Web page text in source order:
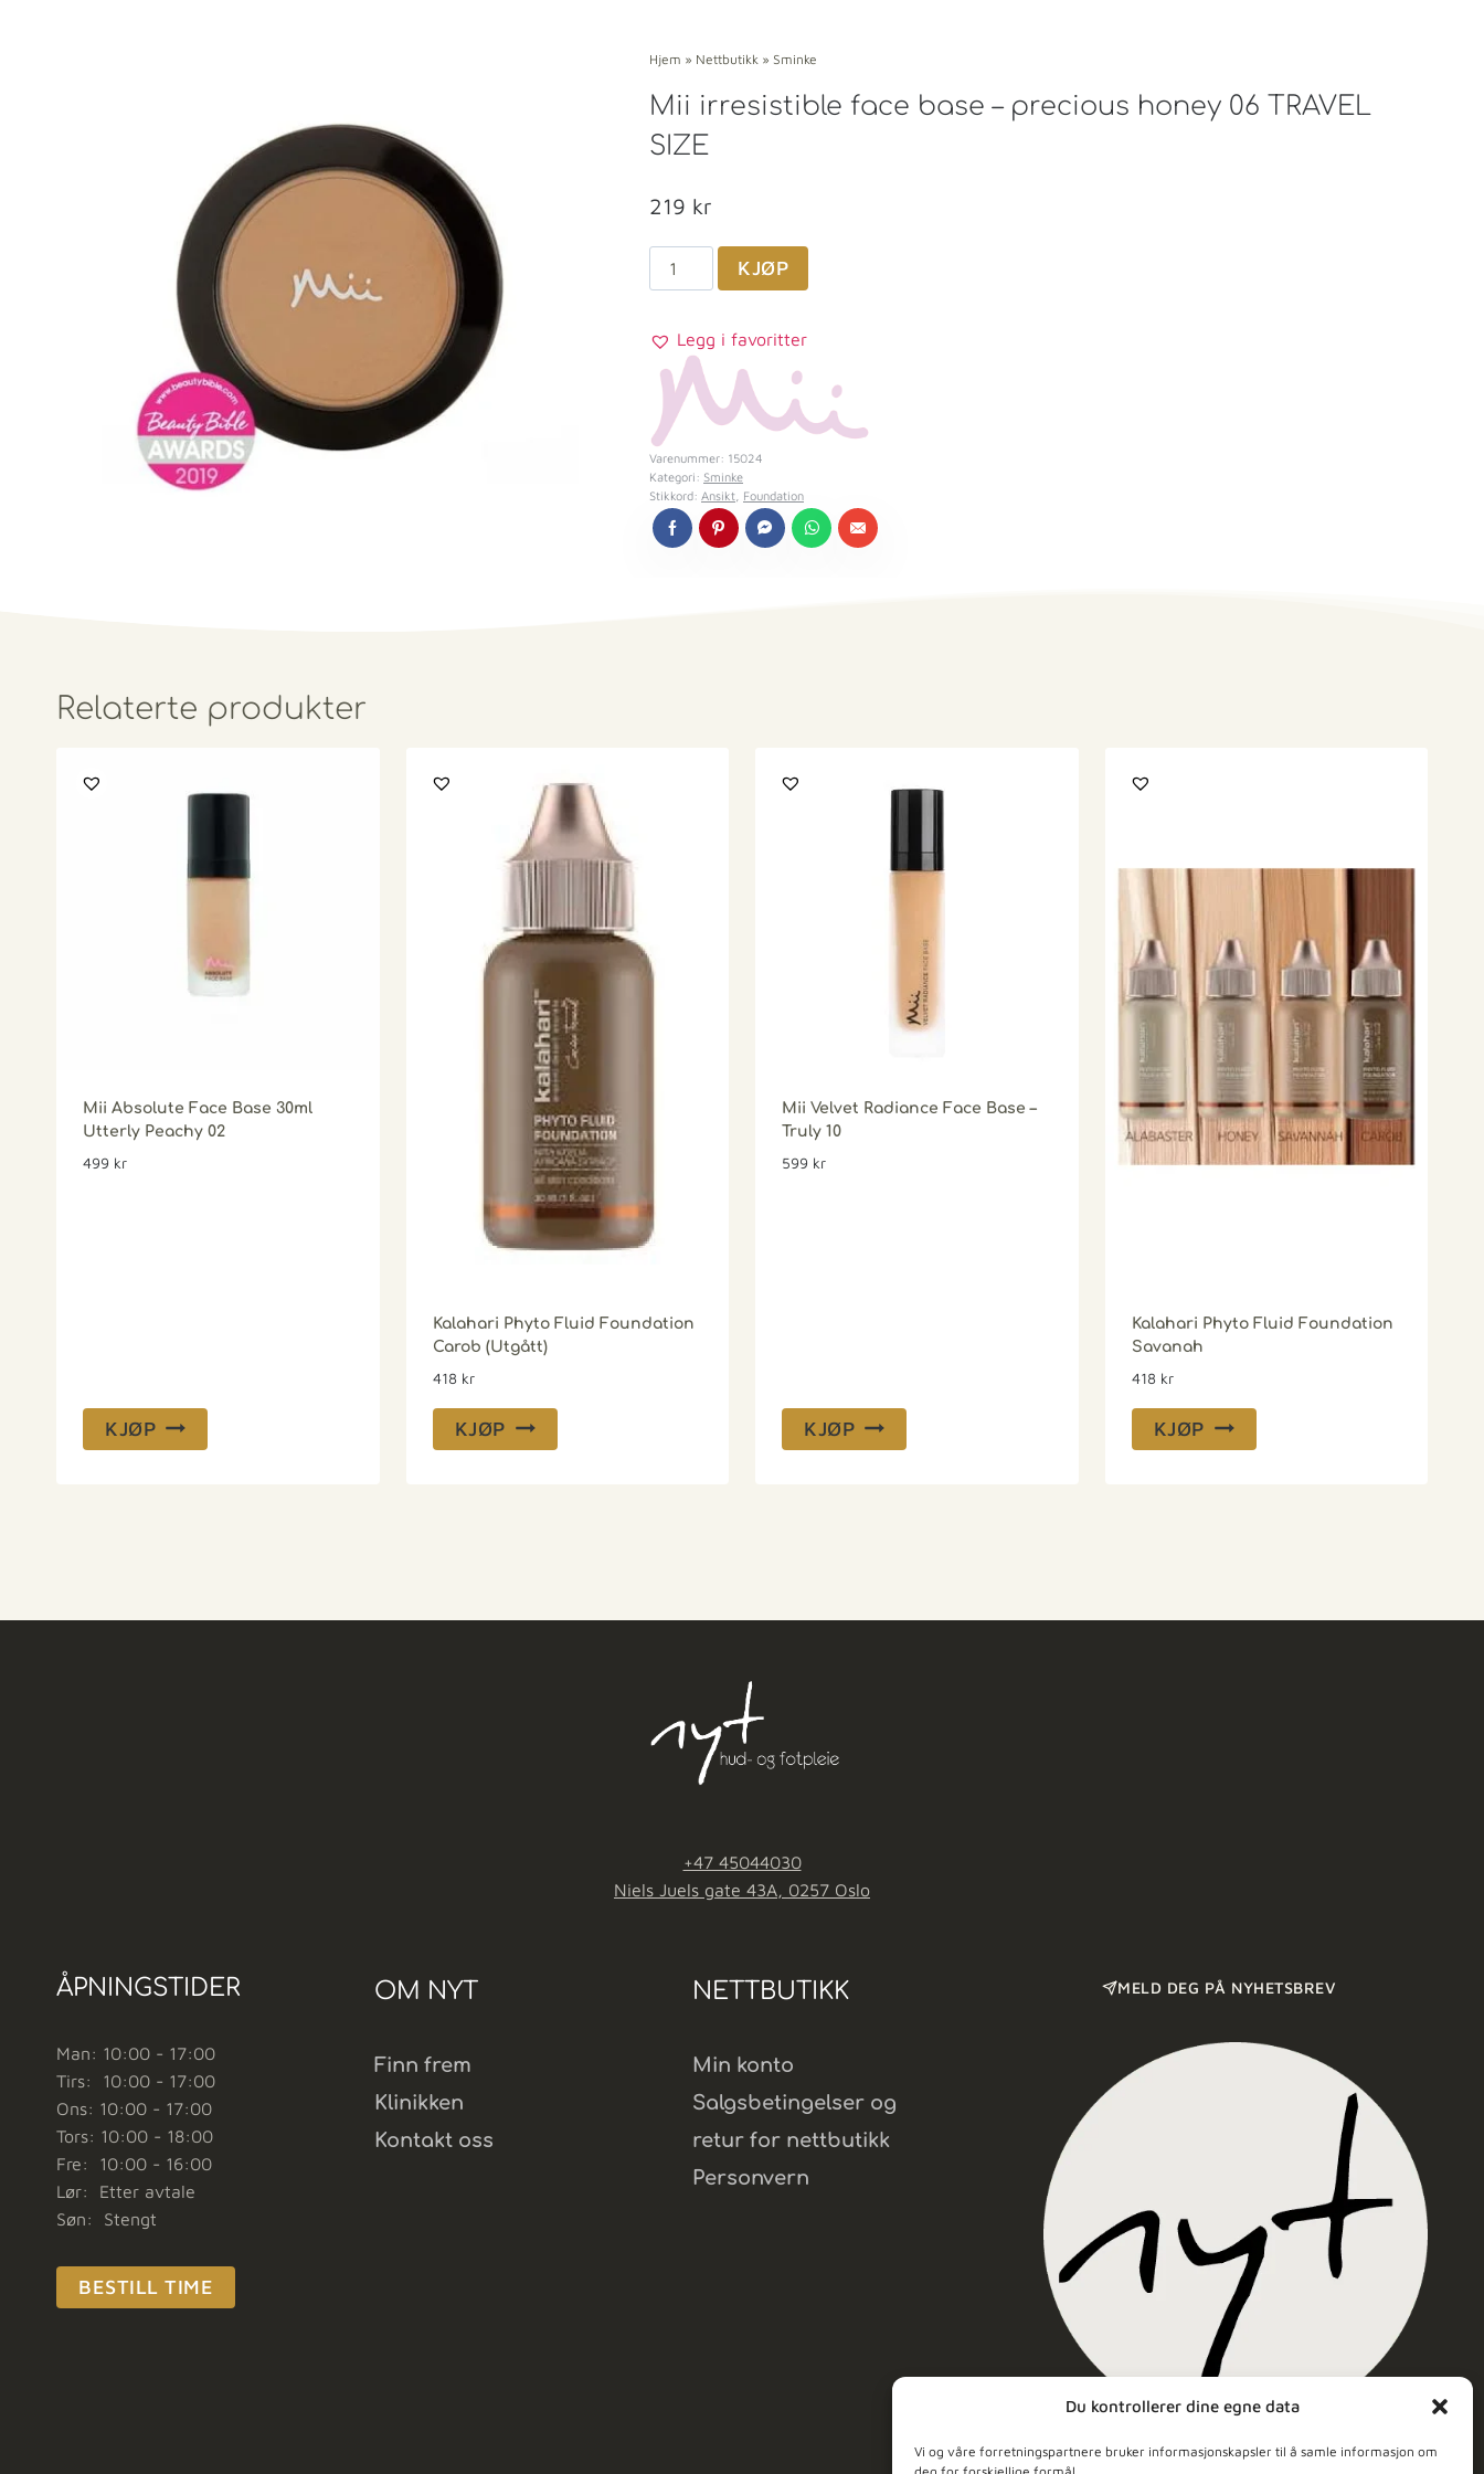
Du kontrollerer dine egne data
Vi og våre forretningspartnere bruker informasjonskapsler til å samle informasjon om
Hjem » Nettbutikk » Sminke
Mii irresistible face base – precious honey 06 TRAVEL
SIZE
219 kr
KJØP
Legg i favoritter
Varenummer: 15024
Kategori: Sminke
Stikkord: Ansikt Foundation
Relaterte produkter
Mii Absolute Face Base 30ml
Utterly Peachy 02
499 kr
KJØP
Kalahari Phyto Fluid Foundation
Carob (Utgått)
418 kr
KJØP
Mii Velvet Radiance Face Base –
Truly 10
599 kr
KJØP
Kalahari Phyto Fluid Foundation
Savanah
418 kr
KJØP
+47 45044030
Niels Juels gate 43A, 0257 Oslo
ÅPNINGSTIDER
Man: 10:00 - 17:00
Tirs: 10:00 - 17:00
Ons: 10:00 - 17:00
Tors: 10:00 - 18:00
Fre: 10:00 - 16:00
Lør: Etter avtale
Søn: Stengt
BESTILL TIME
OM NYT
Finn frem
Klinikken
Kontakt oss
NETTBUTIKK
Min konto
Salgsbetingelser og
retur for nettbutikk
Personvern
MELD DEG PÅ NYHETSBREV
Nyt Hudpleie